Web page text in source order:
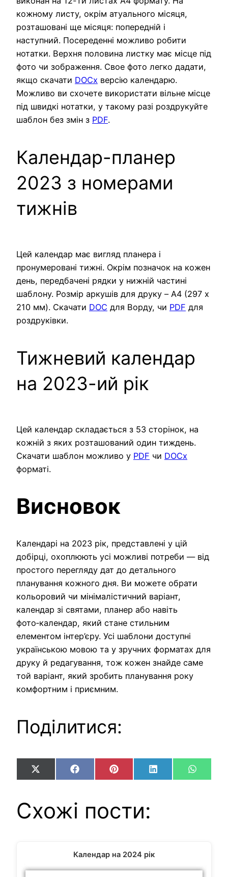
кожному листу, окрім атуального місяця,
розташовані ще місяця: попередній і
наступний. Посереденні можливо робити
нотатки. Верхня половина листку має місце під
фото чи зображення. Свое фото легко дадати,
якщо скачати DOCx версію календарю.
Можливо ви схочете використати вільне місце
під швидкі нотатки, у такому разі роздрукуйте
шаблон без змін з PDF.
Календар-планер
2023 з номерами
тижнів
Цей календар має вигляд планера і
пронумеровані тижні. Окрім позначок на кожен
день, передбачені рядки у нижній частині
шаблону. Розмір аркушів для друку – A4 (297 х
210 мм). Скачати DOC для Ворду, чи PDF для
роздруківки.
Тижневий календар
на 2023-ий рік
Цей календар складається з 53 сторінок, на
кожній з яких розташований один тиждень.
Скачати шаблон можливо у PDF чи DOCx
форматі.
Висновок
Календарі на 2023 рік, представлені у цій
добірці, охоплюють усі можливі потреби — від
простого перегляду дат до детального
планування кожного дня. Ви можете обрати
кольоровий чи мінімалістичний варіант,
календар зі святами, планер або навіть
фото‑календар, який стане стильним
елементом інтер’єру. Усі шаблони доступні
українською мовою та у зручних форматах для
друку й редагування, тож кожен знайде саме
той варіант, який зробить планування року
комфортним і приємним.
Поділитися:
Share
on
X
(Twitter)
Share
on
FacebookShare
on
Pinterest Share
on
LinkedIn Share
on
Схожі пости:
Календар на 2024 рік